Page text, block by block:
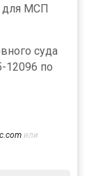
для МСП
суда
12096 по
или